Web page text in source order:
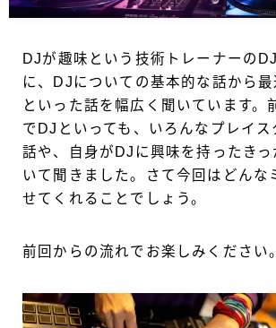
DJが趣味という技術トレーナーの
に、 DJ についての基本的な話から
といった話を幅広く聞いています。
で DJ といっても、いろんなプレイス
話や、自身が DJ に興味を持ったき
いて聞きました。さて今回はどんな
せてくれることでしょう。
前回からの流れでお楽しみください。